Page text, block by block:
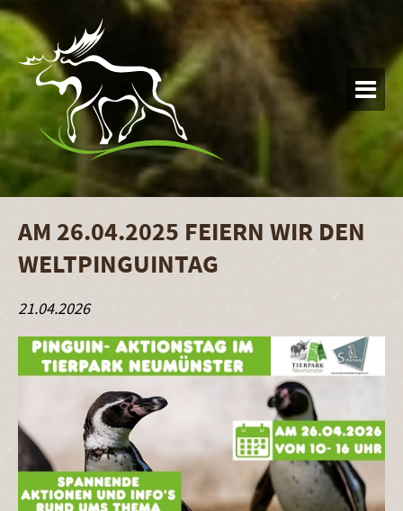

AM 26.04.2025 FEIERN WIR DEN
WELTPINGUINTAG
21.04.2026